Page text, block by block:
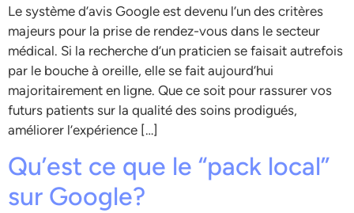
Le système d’avis Google est devenu l’un des critères
majeurs pour la prise de rendez-vous dans le secteur
médical. Si la recherche d’un praticien se faisait autrefois
par le bouche à oreille, elle se fait aujourd’hui
majoritairement en ligne. Que ce soit pour rassurer vos
futurs patients sur la qualité des soins prodigués,
améliorer l’expérience […]
Qu’est ce que le “pack local”
sur Google?